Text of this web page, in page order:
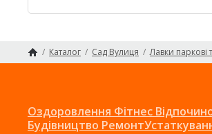
/ Каталог / Сад Вулиця / Лавки паркові
Оздоровлення Фітнес
Будівництво Ремонт